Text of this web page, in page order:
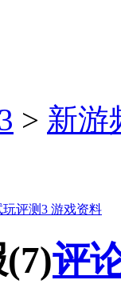
> 新游
玩评测3 游戏资料
评